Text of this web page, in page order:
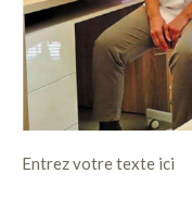
Entrez votre texte ici